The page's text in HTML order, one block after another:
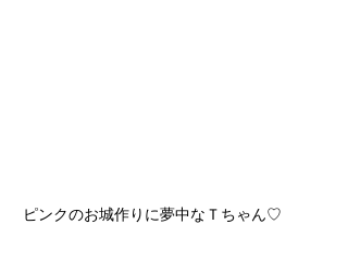
ピンクのお城作りに夢中なＴちゃん♡